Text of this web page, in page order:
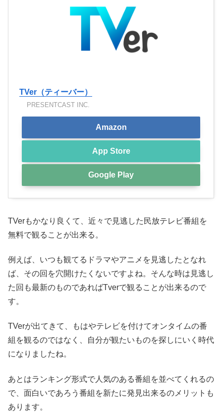
TVer（ティーバー）
PRESENTCAST INC.
Amazon
App Store
Google Play
TVerもかなり良くて、近々で見逃した民放テレビ番組を
無料で観ることが出来る。
例えば、いつも観てるドラマやアニメを見逃したとなれ
ば、その回を穴開けたくないですよね。そんな時は見逃し
た回も最新のものであればTverで観ることが出来るので
す。
TVerが出てきて、もはやテレビを付けてオンタイムの番
組を観るのではなく、自分が観たいものを探しにいく時代
になりましたね。
あとはランキング形式で人気のある番組を並べてくれるの
で、面白いであろう番組を新たに発見出来るのメリットも
あります。